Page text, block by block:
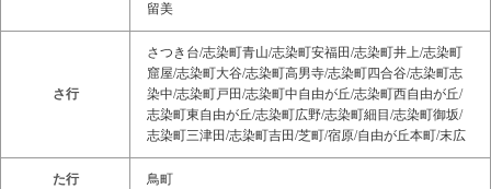
留美
さ行
さつき台/志染町青山/志染町安福田/志染町井上/志染町
窟屋/志染町大谷/志染町高男寺/志染町四合谷/志染町志
染中/志染町戸田/志染町中自由が丘/志染町西自由が丘/
志染町東自由が丘/志染町広野/志染町細目/志染町御坂/
志染町三津田/志染町吉田/芝町/宿原/自由が丘本町/末広
た行 鳥町